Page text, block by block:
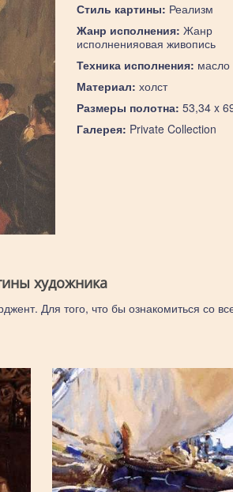
Стиль картины: Реализм
Жанр исполнения: Жанр
исполненияовая живопись
Техника исполнения: масло
Материал: холст
Размеры полотна: 53,34 x
Галерея: Private Collection
художника
Для того, что бы ознакомиться со